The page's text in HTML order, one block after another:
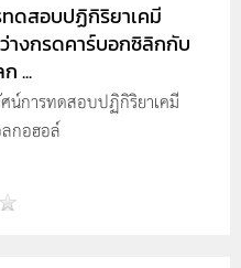
ดสอบปฏิกิริยาเคมี
างกรดคาร์บอกซิลิกกับ
...
น์การทดสอบปฏิกิริยาเคมี
กอฮอล์